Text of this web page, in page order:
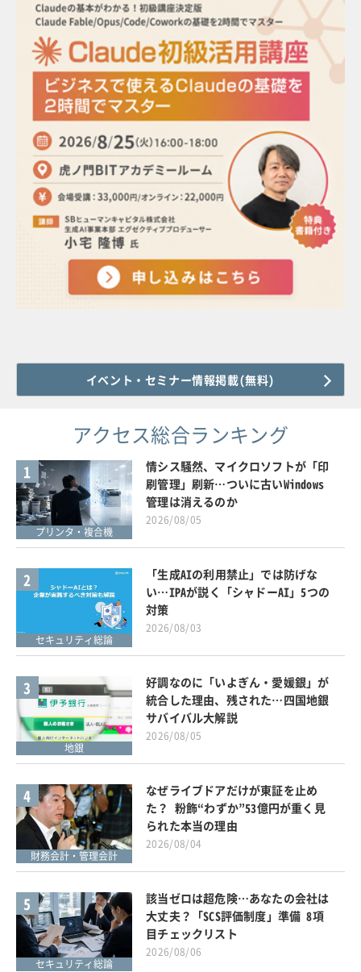
イベント・セミナー情報掲載(無料)
アクセス総合ランキング
1
プリンタ・複合機
情シス騒然、マイクロソフトが「印
刷管理」刷新…ついに古いWindows
管理は消えるのか
2026/08/05
2
セキュリティ総論
「生成AIの利用禁止」では防げな
い…IPAが説く「シャドーAI」5つの
対策
2026/08/03
3
地銀
好調なのに「いよぎん・愛媛銀」が
統合した理由、残された…四国地銀
サバイバル大解説
2026/08/05
4
財務会計・管理会計
なぜライブドアだけが東証を止め
た？ 粉飾“わずか”53億円が重く見
られた本当の理由
2026/08/04
5
セキュリティ総論
該当ゼロは超危険…あなたの会社は
大丈夫？「SCS評価制度」準備 8項
目チェックリスト
2026/08/06